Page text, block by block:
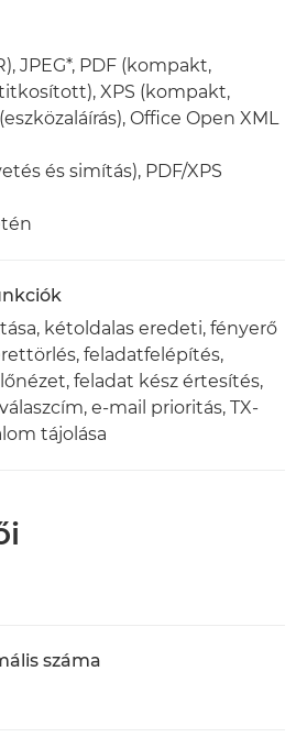
JPEG*, PDF (kompakt,
XPS (kompakt,
Office Open XML
és simítás), PDF/XPS
kétoldalas eredeti, fényerő
feladatfelépítés,
feladat kész értesítés,
e-mail prioritás, TX-
tájolása
száma